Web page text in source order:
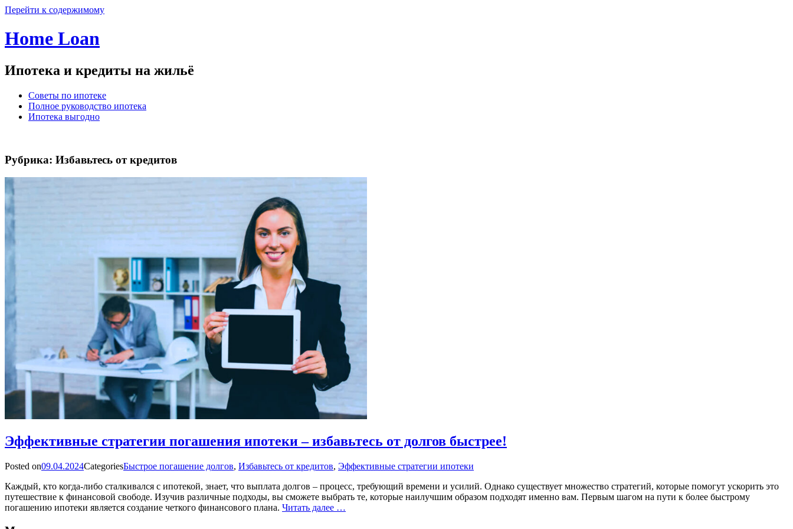
Перейти к содержимому
Home Loan
Ипотека и кредиты на жильё
Советы по ипотеке
Полное руководство ипотека
Ипотека выгодно
Рубрика: Избавьтесь от кредитов
Эффективные стратегии погашения ипотеки – избавьтесь от долгов быстрее!
Posted on09.04.2024CategoriesБыстрое погашение долгов, Избавьтесь от кредитов, Эффективные стратегии ипотеки
Каждый, кто когда-либо сталкивался с ипотекой, знает, что выплата долгов – процесс, требующий времени и усилий. Однако существует множество стратегий, которые помогут ускорить это
путешествие к финансовой свободе. Изучив различные подходы, вы сможете выбрать те, которые наилучшим образом подходят именно вам. Первым шагом на пути к более быстрому
погашению ипотеки является создание четкого финансового плана. Читать далее …